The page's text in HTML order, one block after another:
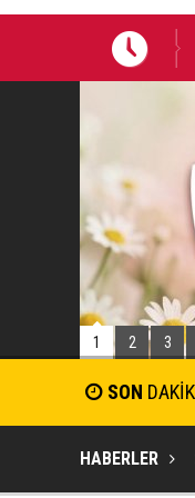
1 2 3
HABERLER